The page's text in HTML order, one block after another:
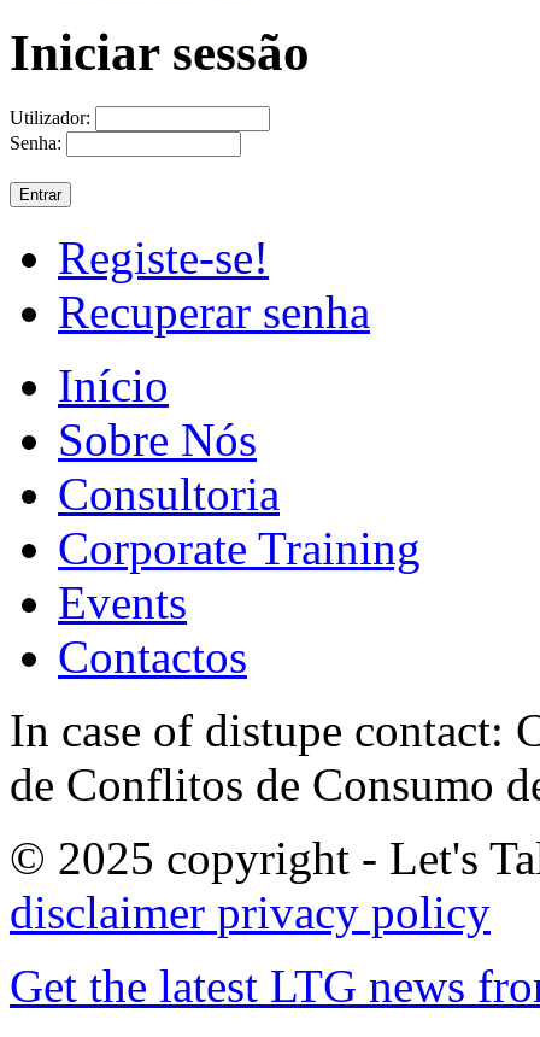
Iniciar sessão
Utilizador:
Senha:
Registe-se!
Recuperar senha
Início
Sobre Nós
Consultoria
Corporate Training
Events
Contactos
In case of distupe contact:
de Conflitos de Consumo
© 2025 copyright - Let's
disclaimer privacy policy
Get the latest LTG news